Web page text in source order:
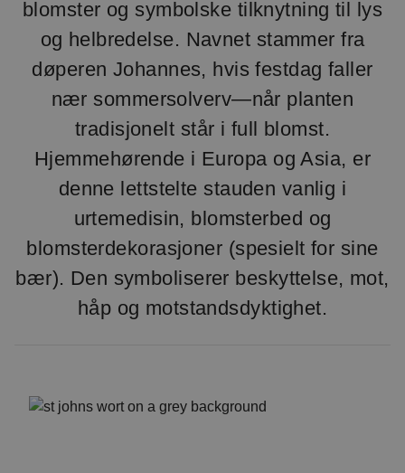
blomster og symbolske tilknytning til lys
og helbredelse. Navnet stammer fra
døperen Johannes, hvis festdag faller
nær sommersolverv—når planten
tradisjonelt står i full blomst.
Hjemmehørende i Europa og Asia, er
denne lettstelte stauden vanlig i
urtemedisin, blomsterbed og
blomsterdekorasjoner (spesielt for sine
bær). Den symboliserer beskyttelse, mot,
håp og motstandsdyktighet.